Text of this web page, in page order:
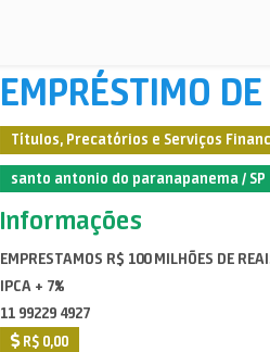
EMPRÉSTIMO
Títulos, Precatórios e Serviços
santo antonio do paranapanema / SP
Informações
EMPRESTAMOS R$ 100 MILHÕES DE
IPCA + 7%
11 99229 4927
R$ 0,00